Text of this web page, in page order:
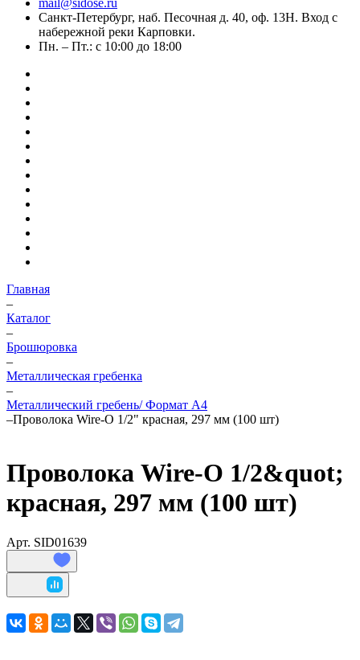
mail@sidose.ru
Санкт-Петербург, наб. Песочная д. 40, оф. 13Н. Вход с
набережной реки Карповки.
Пн. – Пт.: с 10:00 до 18:00
Главная
–
Каталог
–
Брошюровка
–
Металлическая гребенка
–
Металлический гребень/ Формат А4
–Проволока Wire-O 1/2" красная, 297 мм (100 шт)
Проволока Wire-O 1/2&quot;
красная, 297 мм (100 шт)
Арт. SID01639